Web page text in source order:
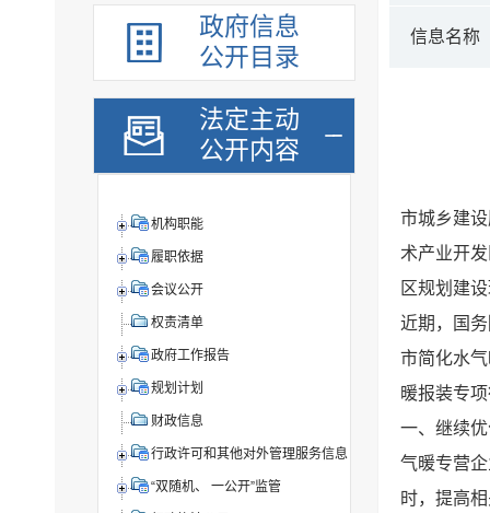
政府信息
公开目录
法定主动
公开内容
机构职能
履职依据
会议公开
权责清单
政府工作报告
规划计划
财政信息
行政许可和其他对外管理服务信息
“双随机、 一公开”监管
信息名称
市城乡建
术产业开
区规划建
近期，国
市简化水
暖报装专
一、继续
气暖专营
时，提高